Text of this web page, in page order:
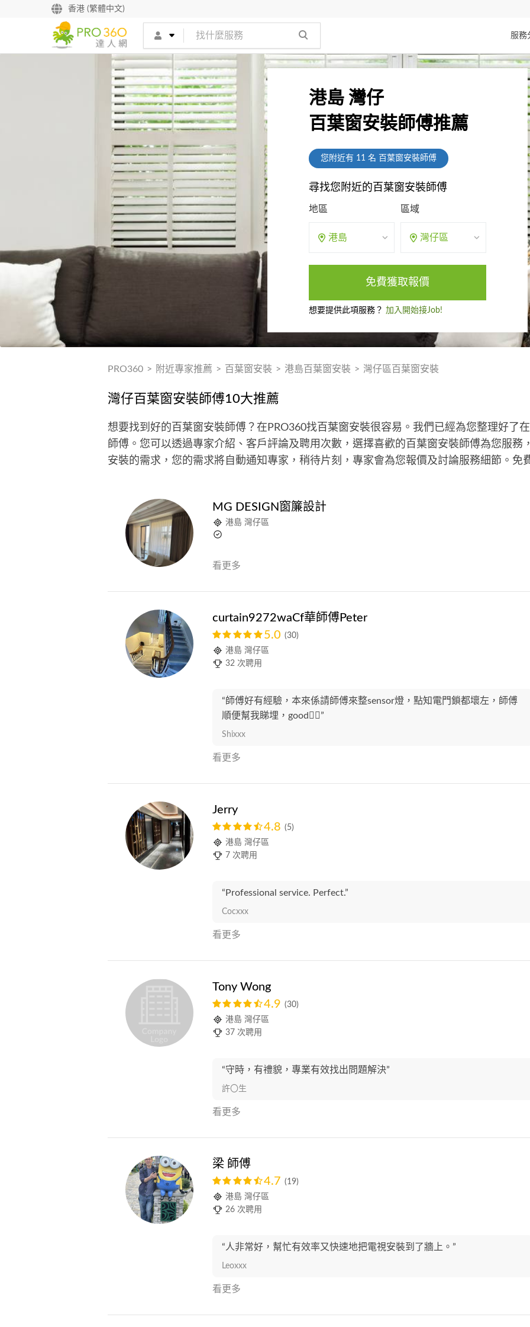
香港 (繁體中文)
服務
港島 灣仔
百葉窗安裝師傅推薦
您附近有 11名 百葉窗安裝師傅
尋找您附近的百葉窗安裝師傅
地區
港島
區域
灣仔區
免費獲取報價
想要提供此項服務？ 加入開始接Job!
PRO360 > 附近專家推薦 > 百葉窗安裝 > 港島百葉窗安裝 > 灣仔區百葉窗安裝
灣仔百葉窗安裝師傅10大推薦
想要找到好的百葉窗安裝師傅？在PRO360找百葉窗安裝很容易。我們已經為您整理好了
師傅。您可以透過專家介紹、客戶評論及聘用次數，選擇喜歡的百葉窗安裝師傅為您服務
安裝的需求，您的需求將自動通知專家，稍待片刻，專家會為您報價及討論服務細節。免
MG DESIGN窗簾設計
港島 灣仔區
看更多
curtain9272waCf華師傅Peter
5.0 (30)
港島 灣仔區
32 次聘用
“師傅好有經驗，本來係請師傅來整sensor燈，點知電門鎖都壞左，師傅
順便幫我睇埋，good👍🏻”
Shixxx
看更多
Jerry
4.8 (5)
港島 灣仔區
7 次聘用
“Professional service. Perfect.”
Cocxxx
看更多
Tony Wong
4.9 (30)
港島 灣仔區
37 次聘用
“守時，有禮貌，專業有效找出問題解決”
許〇生
看更多
梁 師傅
4.7 (19)
港島 灣仔區
26 次聘用
“人非常好，幫忙有效率又快速地把電視安裝到了牆上。”
Leoxxx
看更多